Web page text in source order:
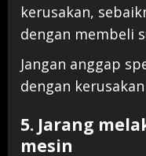
kerusakan,
dengan membeli
Jangan anggap
dengan
5. Jarang
mesin